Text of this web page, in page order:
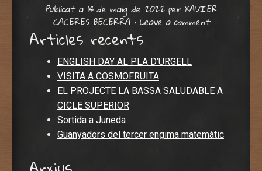
Publicat a14 de maig de 2022perXAVIER
CACERES BECERRA •Leave a comment
Articles recents
ENGLISH DAY AL PLA D’URGELL
VISITA A COSMOFRUITA
EL PROJECTE LA BASSA SALUDABLE A
CICLE SUPERIOR
Sortida a Juneda
Guanyadors del tercer engima matemàtic